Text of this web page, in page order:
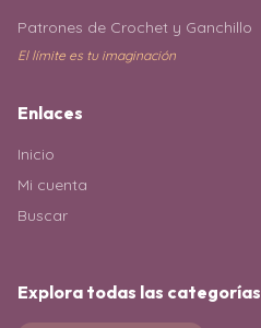
Patrones de Crochet y Ganchillo
El límite es tu imaginación
Enlaces
Inicio
Mi cuenta
Buscar
Explora todas las categorías